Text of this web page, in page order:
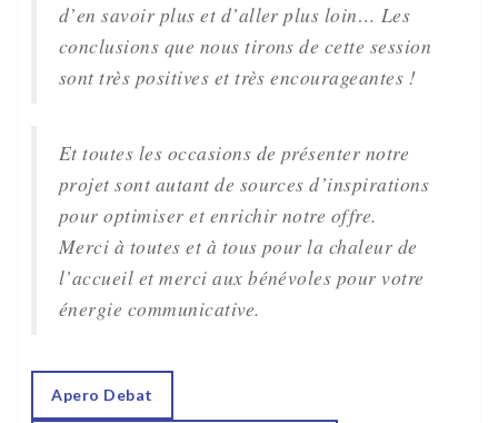
d’en savoir plus et d’aller plus loin… Les
conclusions que nous tirons de cette session
sont très positives et très encourageantes !
Et toutes les occasions de présenter notre
projet sont autant de sources d’inspirations
pour optimiser et enrichir notre offre.
Merci à toutes et à tous pour la chaleur de
l’accueil et merci aux bénévoles pour votre
énergie communicative.
Apero Debat